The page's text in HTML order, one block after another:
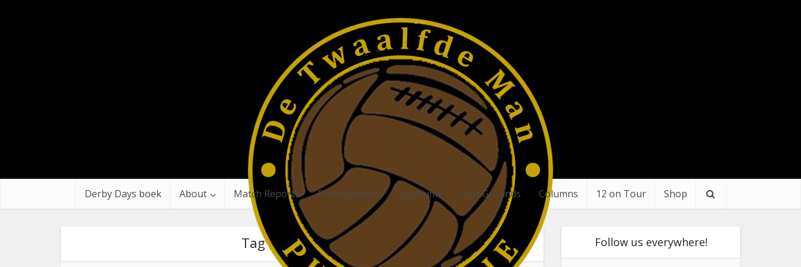
Derby Days boek About Match Reports Photo Reports Stadiums Lost Grounds Columns 12 on Tour Shop
Tag - Pražské Derby Follow us everywhere!